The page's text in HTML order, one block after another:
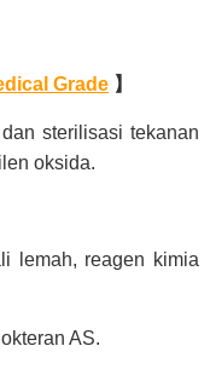
Grade】
sterilisasi tekanan
oksida.
lemah, reagen kimia
AS.